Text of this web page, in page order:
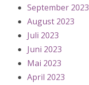
September 2023
August 2023
Juli 2023
Juni 2023
Mai 2023
April 2023